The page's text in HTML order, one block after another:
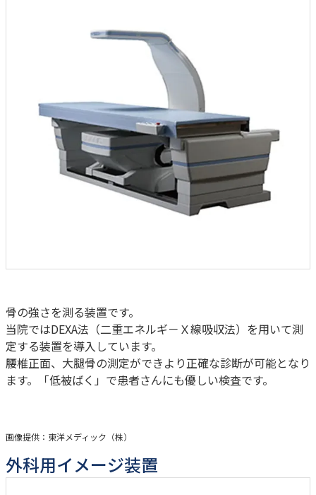
骨の強さを測る装置です。
当院ではDEXA法（二重エネルギ－Ｘ線吸収法）を用いて測
定する装置を導入しています。
腰椎正面、大腿骨の測定ができより正確な診断が可能となり
ます。「低被ばく」で患者さんにも優しい検査です。
画像提供：東洋メディック（株）
外科用イメージ装置